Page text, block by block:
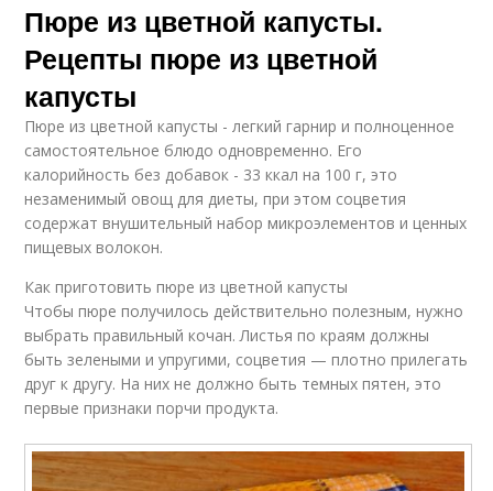
Пюре из цветной капусты.
Рецепты пюре из цветной
капусты
Пюре из цветной капусты - легкий гарнир и полноценное
самостоятельное блюдо одновременно. Его
калорийность без добавок - 33 ккал на 100 г, это
незаменимый овощ для диеты, при этом соцветия
содержат внушительный набор микроэлементов и ценных
пищевых волокон.
Как приготовить пюре из цветной капусты
Чтобы пюре получилось действительно полезным, нужно
выбрать правильный кочан. Листья по краям должны
быть зелеными и упругими, соцветия — плотно прилегать
друг к другу. На них не должно быть темных пятен, это
первые признаки порчи продукта.